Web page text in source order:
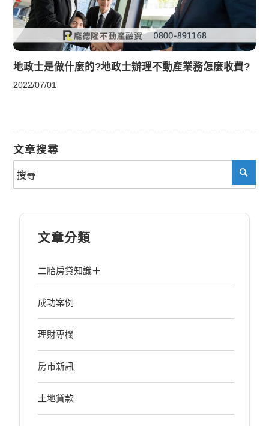
地政士是做什麼的?地政士辦理不動產業務怎麼收費?
2022/07/01
文章搜尋
文章分類
二胎房貸知識＋
成功案例
理財專欄
房市新訊
土地貸款